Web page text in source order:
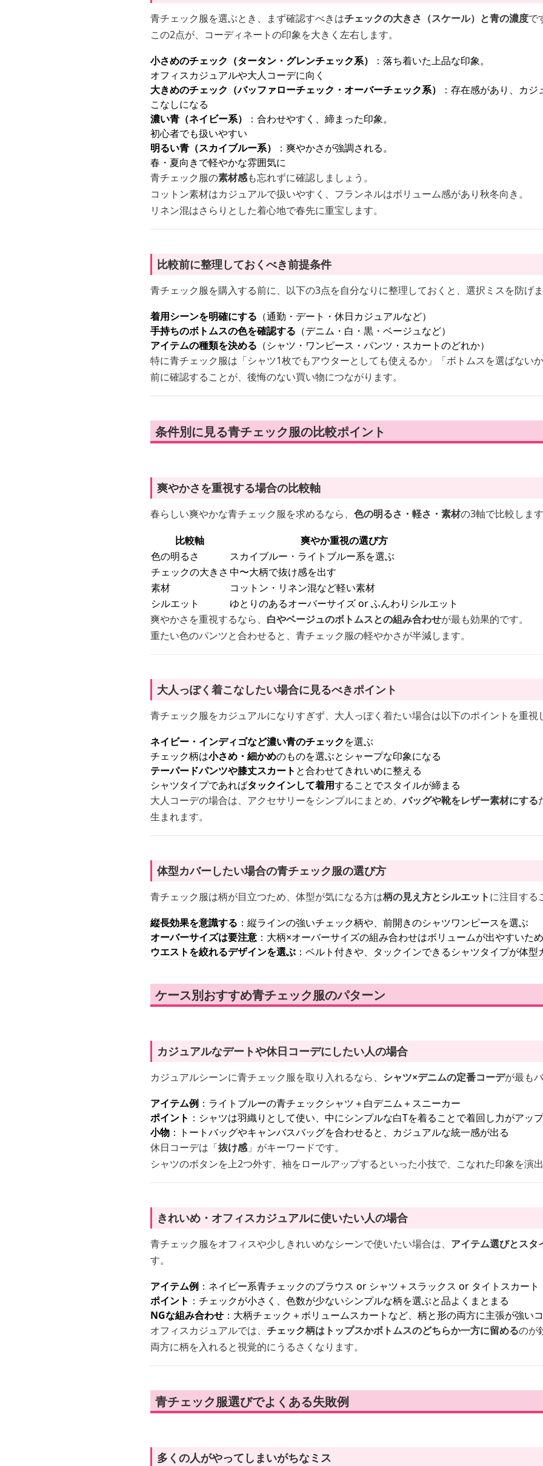
青チェック服を選ぶとき、まず確認すべきはチェックの大きさ（スケール）と青の濃度で
この2点が、コーディネートの印象を大きく左右します。
小さめのチェック（タータン・グレンチェック系）
：落ち着いた上品な印象。
オフィスカジュアルや大人コーデに向く
大きめのチェック（バッファローチェック・オーバーチェック系）
：存在感があり、カ
こなしになる
濃い青（ネイビー系）
：合わせやすく、締まった印象。
初心者でも扱いやすい
明るい青（スカイブルー系）
：爽やかさが強調される。
春・夏向きで軽やかな雰囲気に
青チェック服の素材感も忘れずに確認しましょう。
コットン素材はカジュアルで扱いやすく、フランネルはボリューム感があり秋冬向き。
リネン混はさらりとした着心地で春先に重宝します。
比較前に整理しておくべき前提条件
青チェック服を購入する前に、以下の3点を自分なりに整理しておくと、選択ミスを防げ
着用シーンを明確にする （通勤・デート・休日カジュアルなど）
手持ちのボトムスの色を確認する （デニム・白・黒・ベージュなど）
アイテムの種類を決める （シャツ・ワンピース・パンツ・スカートのどれか）
特に青チェック服は「シャツ1枚でもアウターとしても使えるか」「ボトムスを選ばない
前に確認することが、後悔のない買い物につながります。
条件別に見る青チェック服の比較ポイント
爽やかさを重視する場合の比較軸
春らしい爽やかな青チェック服を求めるなら、 色の明るさ・軽さ・素材の3軸で比較しま
比較軸
爽やか重視の選び方
色の明るさ
スカイブルー・ライトブルー系を選ぶ
チェックの大きさ 中〜大柄で抜け感を出す
素材
コットン・リネン混など軽い素材
シルエット
ゆとりのあるオーバーサイズ or ふんわりシルエット
爽やかさを重視するなら、 白やベージュのボトムスとの組み合わせが最も効果的です。
重たい色のパンツと合わせると、青チェック服の軽やかさが半減します。
大人っぽく着こなしたい場合に見るべきポイント
青チェック服をカジュアルになりすぎず、大人っぽく着たい場合は以下のポイントを重視
ネイビー・インディゴなど濃い青のチェックを選ぶ
チェック柄は小さめ・細かめのものを選ぶとシャープな印象になる
テーパードパンツや膝丈スカート と合わせてきれいめに整える
シャツタイプであればタックインして着用することでスタイルが締まる
大人コーデの場合は、アクセサリーをシンプルにまとめ、バッグや靴をレザー素材にする
生まれます。
体型カバーしたい場合の青チェック服の選び方
青チェック服は柄が目立つため、体型が気になる方は柄の見え方とシルエットに注目する
縦長効果を意識する ：縦ラインの強いチェック柄や、前開きのシャツワンピースを選ぶ
オーバーサイズは要注意 ：大柄×オーバーサイズの組み合わせはボリュームが出やすいた
ウエストを絞れるデザインを選ぶ ：ベルト付きや、タックインできるシャツタイプが体型
ケース別おすすめ青チェック服のパターン
カジュアルなデートや休日コーデにしたい人の場合
カジュアルシーンに青チェック服を取り入れるなら、 シャツ×デニムの定番コーデが最も
アイテム例 ：ライトブルーの青チェックシャツ＋白デニム＋スニーカー
ポイント ：シャツは羽織りとして使い、中にシンプルな白Tを着ることで着回し力がアッ
小物 ：トートバッグやキャンバスバッグを合わせると、カジュアルな統一感が出る
休日コーデは「抜け感」がキーワードです。
シャツのボタンを上2つ外す、袖をロールアップするといった小技で、こなれた印象を演
きれいめ・オフィスカジュアルに使いたい人の場合
青チェック服をオフィスや少しきれいめなシーンで使いたい場合は、 アイテム選びとスタ
す。
アイテム例 ：ネイビー系青チェックのブラウス or シャツ＋スラックス or タイトスカート
ポイント ：チェックが小さく、色数が少ないシンプルな柄を選ぶと品よくまとまる
NGな組み合わせ ：大柄チェック＋ボリュームスカートなど、柄と形の両方に主張が強い
オフィスカジュアルでは、 チェック柄はトップスかボトムスのどちらか一方に留めるのが
両方に柄を入れると視覚的にうるさくなります。
青チェック服選びでよくある失敗例
多くの人がやってしまいがちなミス